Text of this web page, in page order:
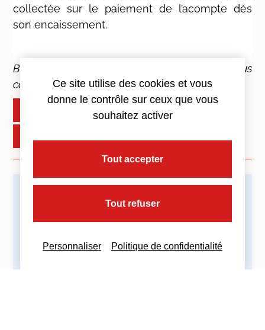
collectée sur le paiement de l’acompte dès
son encaissement.
Besoin d’aide sur la TVA ? N’hésitez pas à nous
contacter.
+ d'infos : nous contacter
Imprimez cette actualité
Ce site utilise des cookies et vous
donne le contrôle sur ceux que vous
souhaitez activer
Tout accepter
Tout refuser
Personnaliser Politique de confidentialité